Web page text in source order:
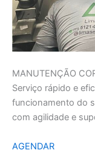
MANUTENÇÃO
Serviço rápido e
funcionamento do
com agilidade e
AGENDAR